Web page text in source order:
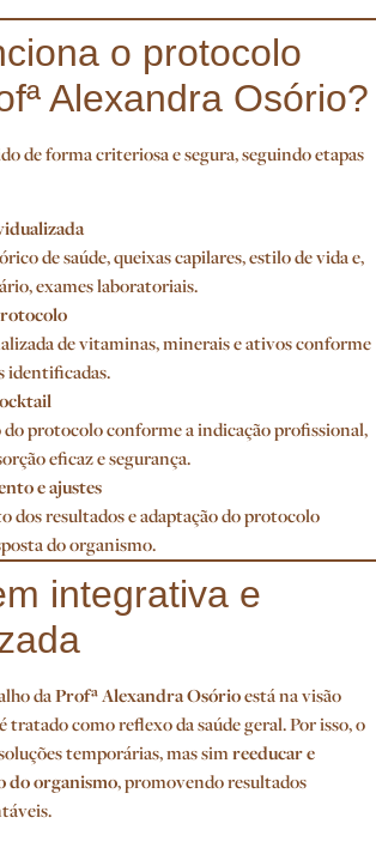
o protocolo
Alexandra Osório?
de forma criteriosa e segura, seguindo etapas
de saúde, queixas capilares, estilo de vida e,
exames laboratoriais.
de vitaminas, minerais e ativos conforme
identificadas.
protocolo conforme a indicação profissional,
eficaz e segurança.
e ajustes
dos resultados e adaptação do protocolo
do organismo.
integrativa e
daProfª Alexandra Osórioestá na visão
tratado como reflexo da saúde geral. Por isso, o
temporárias, mas simreeducar e
do organismo, promovendo resultados